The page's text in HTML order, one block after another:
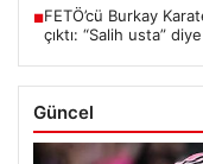
■FETÖ’cü Burkay
çıktı: “Salih usta” diye
Güncel